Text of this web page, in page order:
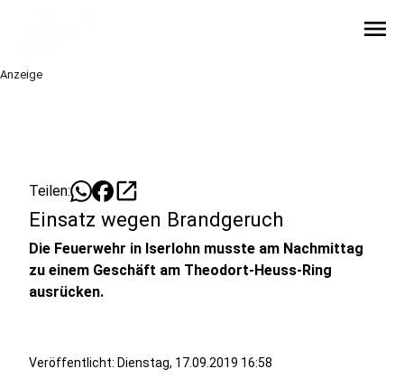
menu
Anzeige
Teilen: open_in_new
Einsatz wegen Brandgeruch
Die Feuerwehr in Iserlohn musste am Nachmittag
zu einem Geschäft am Theodort-Heuss-Ring
ausrücken.
Veröffentlicht: Dienstag, 17.09.2019 16:58